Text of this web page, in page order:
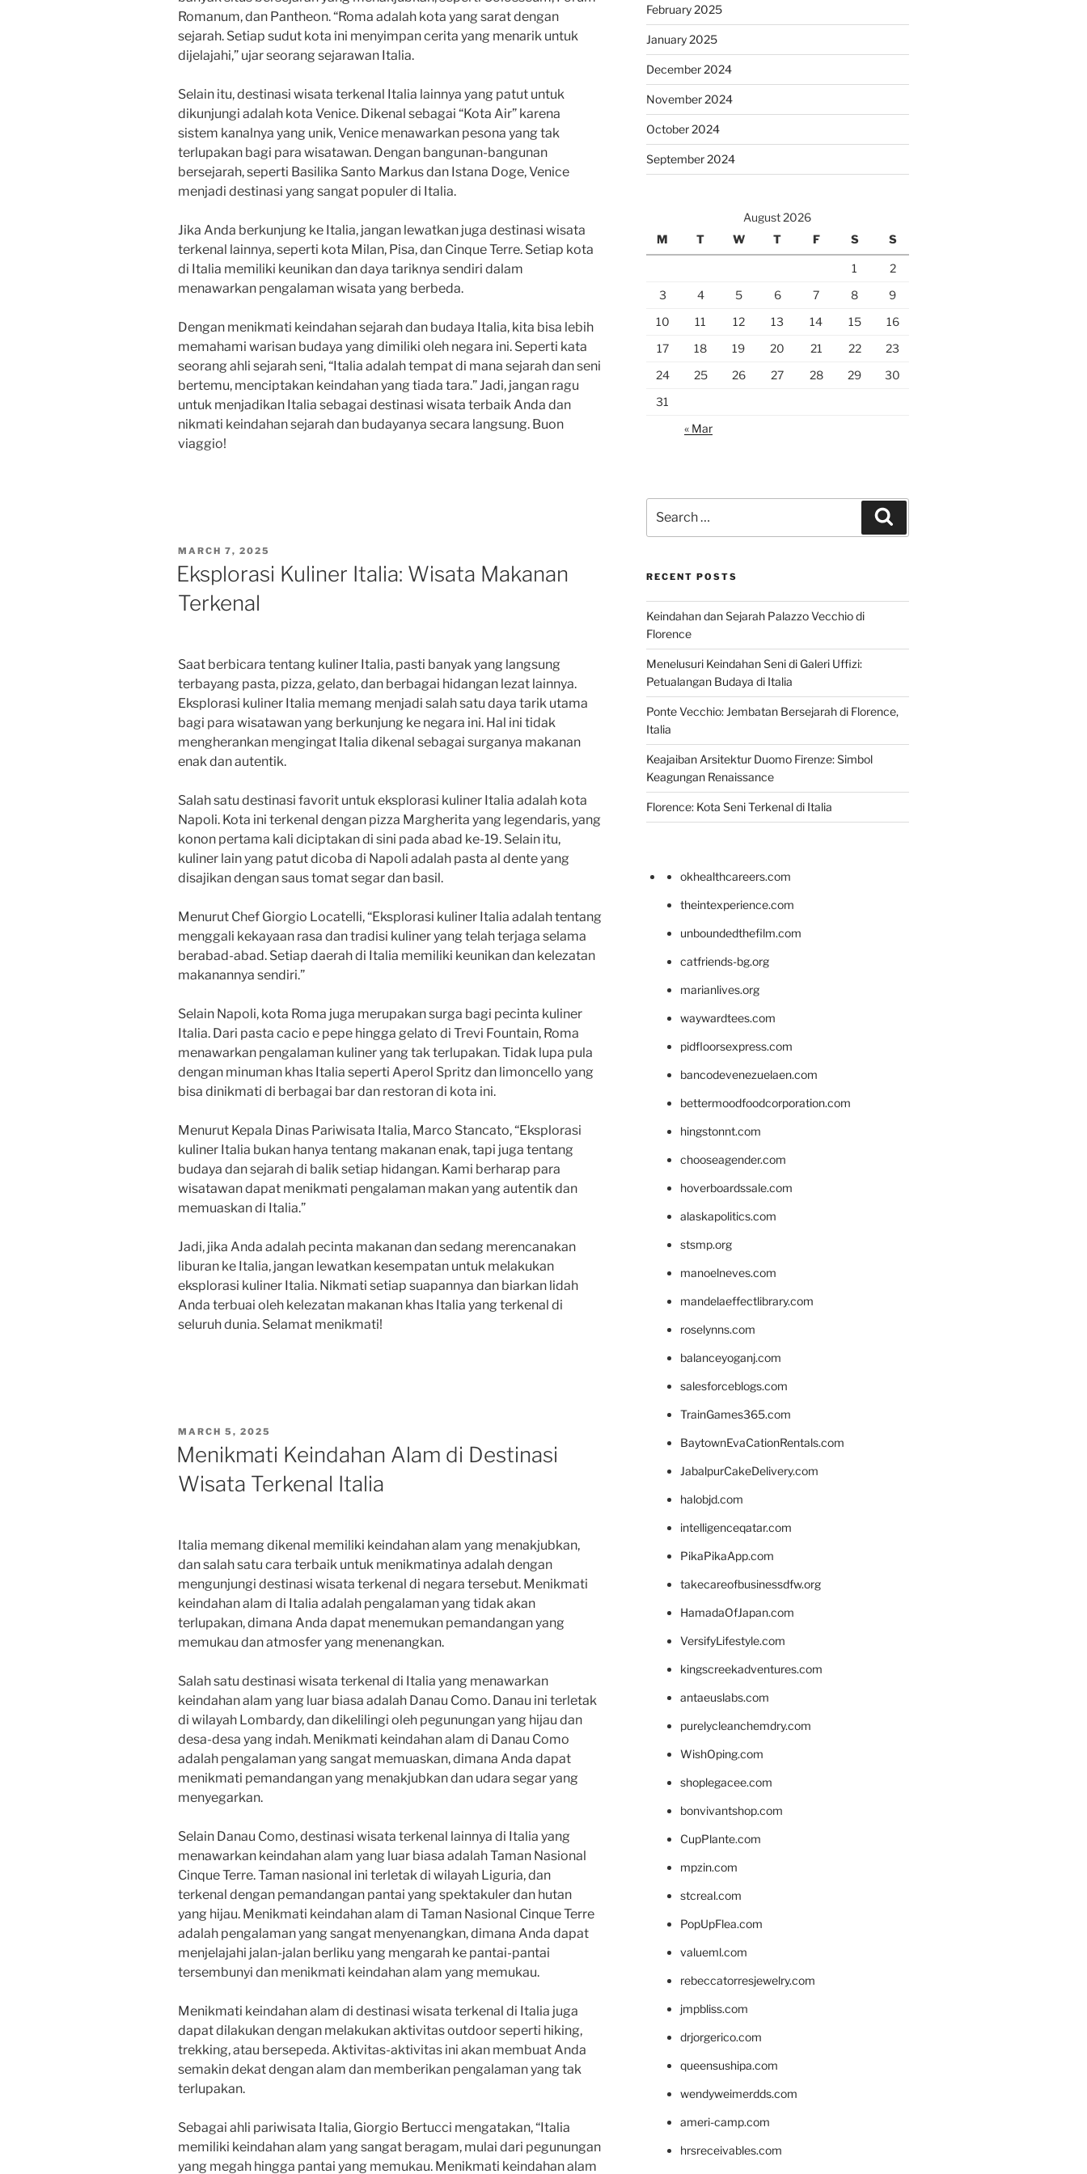
Romanum, dan Pantheon. “Roma adalah kota yang sarat dengan
sejarah. Setiap sudut kota ini menyimpan cerita yang menarik untuk
dijelajahi,” ujar seorang sejarawan Italia.
Selain itu, destinasi wisata terkenal Italia lainnya yang patut untuk
dikunjungi adalah kota Venice. Dikenal sebagai “Kota Air” karena
sistem kanalnya yang unik, Venice menawarkan pesona yang tak
terlupakan bagi para wisatawan. Dengan bangunan-bangunan
bersejarah, seperti Basilika Santo Markus dan Istana Doge, Venice
menjadi destinasi yang sangat populer di Italia.
Jika Anda berkunjung ke Italia, jangan lewatkan juga destinasi wisata
terkenal lainnya, seperti kota Milan, Pisa, dan Cinque Terre. Setiap kota
di Italia memiliki keunikan dan daya tariknya sendiri dalam
menawarkan pengalaman wisata yang berbeda.
Dengan menikmati keindahan sejarah dan budaya Italia, kita bisa lebih
memahami warisan budaya yang dimiliki oleh negara ini. Seperti kata
seorang ahli sejarah seni, “Italia adalah tempat di mana sejarah dan seni
bertemu, menciptakan keindahan yang tiada tara.” Jadi, jangan ragu
untuk menjadikan Italia sebagai destinasi wisata terbaik Anda dan
nikmati keindahan sejarah dan budayanya secara langsung. Buon
viaggio!
POSTED
MARCH 7, 2025
Eksplorasi Kuliner Italia: Wisata Makanan
Terkenal
Saat berbicara tentang kuliner Italia, pasti banyak yang langsung
terbayang pasta, pizza, gelato, dan berbagai hidangan lezat lainnya.
Eksplorasi kuliner Italia memang menjadi salah satu daya tarik utama
bagi para wisatawan yang berkunjung ke negara ini. Hal ini tidak
mengherankan mengingat Italia dikenal sebagai surganya makanan
enak dan autentik.
Salah satu destinasi favorit untuk eksplorasi kuliner Italia adalah kota
Napoli. Kota ini terkenal dengan pizza Margherita yang legendaris, yang
konon pertama kali diciptakan di sini pada abad ke-19. Selain itu,
kuliner lain yang patut dicoba di Napoli adalah pasta al dente yang
disajikan dengan saus tomat segar dan basil.
Menurut Chef Giorgio Locatelli, “Eksplorasi kuliner Italia adalah tentang
menggali kekayaan rasa dan tradisi kuliner yang telah terjaga selama
berabad-abad. Setiap daerah di Italia memiliki keunikan dan kelezatan
makanannya sendiri.”
Selain Napoli, kota Roma juga merupakan surga bagi pecinta kuliner
Italia. Dari pasta cacio e pepe hingga gelato di Trevi Fountain, Roma
menawarkan pengalaman kuliner yang tak terlupakan. Tidak lupa pula
dengan minuman khas Italia seperti Aperol Spritz dan limoncello yang
bisa dinikmati di berbagai bar dan restoran di kota ini.
Menurut Kepala Dinas Pariwisata Italia, Marco Stancato, “Eksplorasi
kuliner Italia bukan hanya tentang makanan enak, tapi juga tentang
budaya dan sejarah di balik setiap hidangan. Kami berharap para
wisatawan dapat menikmati pengalaman makan yang autentik dan
memuaskan di Italia.”
Jadi, jika Anda adalah pecinta makanan dan sedang merencanakan
liburan ke Italia, jangan lewatkan kesempatan untuk melakukan
eksplorasi kuliner Italia. Nikmati setiap suapannya dan biarkan lidah
Anda terbuai oleh kelezatan makanan khas Italia yang terkenal di
seluruh dunia. Selamat menikmati!
POSTED
ON
MARCH 5, 2025
Menikmati Keindahan Alam di Destinasi
Wisata Terkenal Italia
Italia memang dikenal memiliki keindahan alam yang menakjubkan,
dan salah satu cara terbaik untuk menikmatinya adalah dengan
mengunjungi destinasi wisata terkenal di negara tersebut. Menikmati
keindahan alam di Italia adalah pengalaman yang tidak akan
terlupakan, dimana Anda dapat menemukan pemandangan yang
memukau dan atmosfer yang menenangkan.
Salah satu destinasi wisata terkenal di Italia yang menawarkan
keindahan alam yang luar biasa adalah Danau Como. Danau ini terletak
di wilayah Lombardy, dan dikelilingi oleh pegunungan yang hijau dan
desa-desa yang indah. Menikmati keindahan alam di Danau Como
adalah pengalaman yang sangat memuaskan, dimana Anda dapat
menikmati pemandangan yang menakjubkan dan udara segar yang
menyegarkan.
Selain Danau Como, destinasi wisata terkenal lainnya di Italia yang
menawarkan keindahan alam yang luar biasa adalah Taman Nasional
Cinque Terre. Taman nasional ini terletak di wilayah Liguria, dan
terkenal dengan pemandangan pantai yang spektakuler dan hutan
yang hijau. Menikmati keindahan alam di Taman Nasional Cinque Terre
adalah pengalaman yang sangat menyenangkan, dimana Anda dapat
menjelajahi jalan-jalan berliku yang mengarah ke pantai-pantai
tersembunyi dan menikmati keindahan alam yang memukau.
Menikmati keindahan alam di destinasi wisata terkenal di Italia juga
dapat dilakukan dengan melakukan aktivitas outdoor seperti hiking,
trekking, atau bersepeda. Aktivitas-aktivitas ini akan membuat Anda
semakin dekat dengan alam dan memberikan pengalaman yang tak
terlupakan.
Sebagai ahli pariwisata Italia, Giorgio Bertucci mengatakan, “Italia
memiliki keindahan alam yang sangat beragam, mulai dari pegunungan
yang megah hingga pantai yang memukau. Menikmati keindahan alam
February 2025
January 2025
December 2024
November 2024
October 2024
September 2024
August 2026
M
T W T F S S
1
2
3
4 5 6 7 8
9
10
11 12 13 14 15
16
17
18 19 20 21 22
23
24
25 26 27 28 29
30
31
« Mar
for:
RECENT POSTS
Keindahan dan Sejarah Palazzo Vecchio di
Florence
Menelusuri Keindahan Seni di Galeri Uffizi:
Petualangan Budaya di Italia
Ponte Vecchio: Jembatan Bersejarah di Florence,
Italia
Keajaiban Arsitektur Duomo Firenze: Simbol
Keagungan Renaissance
Florence: Kota Seni Terkenal di Italia
okhealthcareers.com
theintexperience.com
unboundedthefilm.com
catfriends-bg.org
marianlives.org
waywardtees.com
pidfloorsexpress.com
bancodevenezuelaen.com
bettermoodfoodcorporation.com
hingstonnt.com
chooseagender.com
hoverboardssale.com
alaskapolitics.com
stsmp.org
manoelneves.com
mandelaeffectlibrary.com
roselynns.com
balanceyoganj.com
salesforceblogs.com
TrainGames365.com
BaytownEvaCationRentals.com
JabalpurCakeDelivery.com
halobjd.com
intelligenceqatar.com
PikaPikaApp.com
takecareofbusinessdfw.org
HamadaOfJapan.com
VersifyLifestyle.com
kingscreekadventures.com
antaeuslabs.com
purelycleanchemdry.com
WishOping.com
shoplegacee.com
bonvivantshop.com
CupPlante.com
mpzin.com
stcreal.com
PopUpFlea.com
valueml.com
rebeccatorresjewelry.com
jmpbliss.com
drjorgerico.com
queensushipa.com
wendyweimerdds.com
ameri-camp.com
hrsreceivables.com